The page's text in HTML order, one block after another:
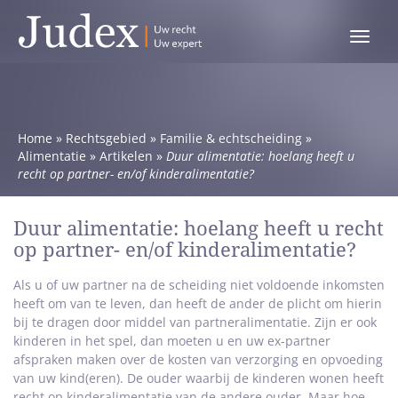
Toggle
Home » Rechtsgebied » Familie & echtscheiding »
Alimentatie » Artikelen » Duur alimentatie: hoelang heeft u
recht op partner- en/of kinderalimentatie?
Duur alimentatie: hoelang heeft u recht
op partner- en/of kinderalimentatie?
Als u of uw partner na de scheiding niet voldoende inkomsten
heeft om van te leven, dan heeft de ander de plicht om hierin
bij te dragen door middel van partneralimentatie. Zijn er ook
kinderen in het spel, dan moeten u en uw ex-partner
afspraken maken over de kosten van verzorging en opvoeding
van uw kind(eren). De ouder waarbij de kinderen wonen heeft